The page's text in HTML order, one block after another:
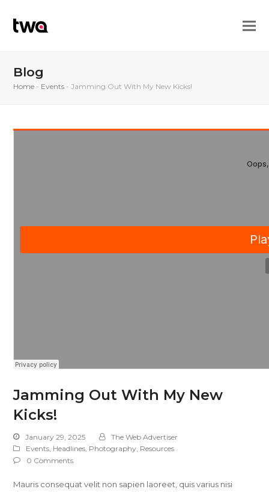
Blog
Home - Events -Jamming Out With My New Kicks!
Jamming Out With My New
Kicks!
January 29, 2025
The Web Advertiser
Events, Headlines, Photography, Resources
0 Comments
Mauris consequat velit non sapien laoreet, quis varius nisi